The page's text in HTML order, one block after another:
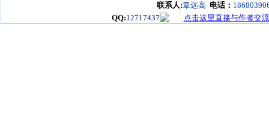
联系人:覃远高 电话：
QQ:12717437